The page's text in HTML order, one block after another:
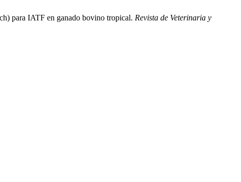
para IATF en ganado bovino tropical. Revista de Veterinaria y